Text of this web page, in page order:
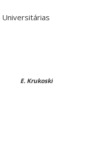
Universitárias
E. Krukoski